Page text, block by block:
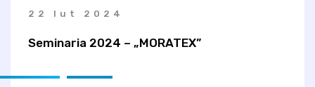
22 lut 2024
Seminaria 2024 – „MORATEX”